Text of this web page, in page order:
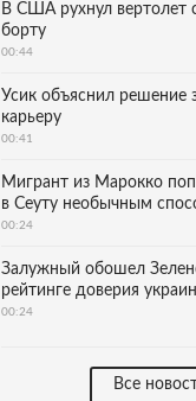
В США рухнул вертолет
борту
00:44
Усик объяснил решение
карьеру
00:41
Мигрант из Марокко
в Сеуту необычным
00:24
Залужный обошел
рейтинге доверия
00:24
Все